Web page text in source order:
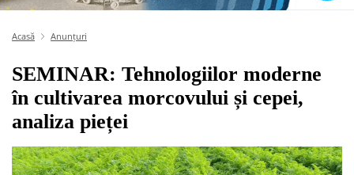
Acasă Anunțuri
SEMINAR: Tehnologiilor moderne
în cultivarea morcovului și cepei,
analiza pieței